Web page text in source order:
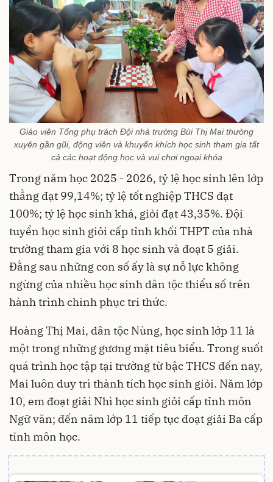
Giáo viên Tổng phụ trách Đội nhà trường Bùi Thị Mai thường
xuyên gần gũi, động viên và khuyến khích học sinh tham gia tất
cả các hoạt động học và vui chơi ngoại khóa
Trong năm học 2025 - 2026, tỷ lệ học sinh lên lớp
thẳng đạt 99,14%; tỷ lệ tốt nghiệp THCS đạt
100%; tỷ lệ học sinh khá, giỏi đạt 43,35%. Đội
tuyển học sinh giỏi cấp tỉnh khối THPT của nhà
trường tham gia với 8 học sinh và đoạt 5 giải.
Đằng sau những con số ấy là sự nỗ lực không
ngừng của nhiều học sinh dân tộc thiểu số trên
hành trình chinh phục tri thức.
Hoàng Thị Mai, dân tộc Nùng, học sinh lớp 11 là
một trong những gương mặt tiêu biểu. Trong suốt
quá trình học tập tại trường từ bậc THCS đến nay,
Mai luôn duy trì thành tích học sinh giỏi. Năm lớp
10, em đoạt giải Nhì học sinh giỏi cấp tỉnh môn
Ngữ văn; đến năm lớp 11 tiếp tục đoạt giải Ba cấp
tỉnh môn học.